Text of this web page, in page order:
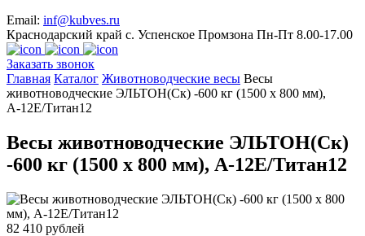
Email: inf@kubves.ru
Краснодарский край с. Успенское Промзона Пн-Пт 8.00-17.00
Заказать звонок
Главная Каталог Животноводческие весы Весы
животноводческие ЭЛЬТОН(Ск) -600 кг (1500 х 800 мм),
А-12Е/Титан12
Весы животноводческие ЭЛЬТОН(Ск)
-600 кг (1500 х 800 мм), А-12Е/Титан12
82 410 рублей